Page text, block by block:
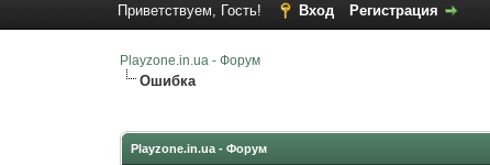
Приветствуем, Гость! Вход Регистрация
Playzone.in.ua - Форум
Ошибка
Playzone.in.ua - Форум